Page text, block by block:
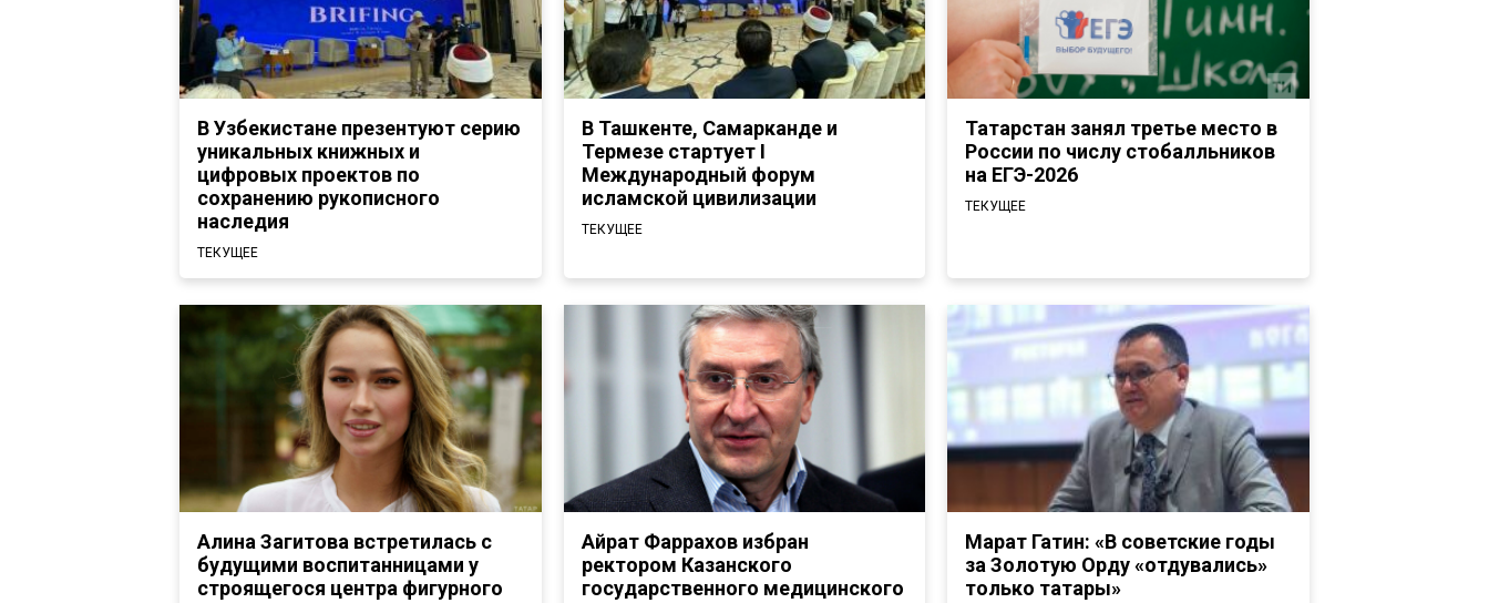
В Узбекистане презентуют серию
уникальных книжных и
цифровых проектов по
сохранению рукописного
наследия
ТЕКУЩЕЕ
В Ташкенте, Самарканде и
Термезе стартует I
Международный форум
исламской цивилизации
ТЕКУЩЕЕ
Татарстан занял третье место в
России по числу стобалльников
на ЕГЭ-2026
ТЕКУЩЕЕ
Алина Загитова встретилась с
будущими воспитанницами у
строящегося центра фигурного
Айрат Фаррахов избран
ректором Казанского
государственного медицинского
Марат Гатин: «В советские годы
за Золотую Орду «отдувались»
только татары»